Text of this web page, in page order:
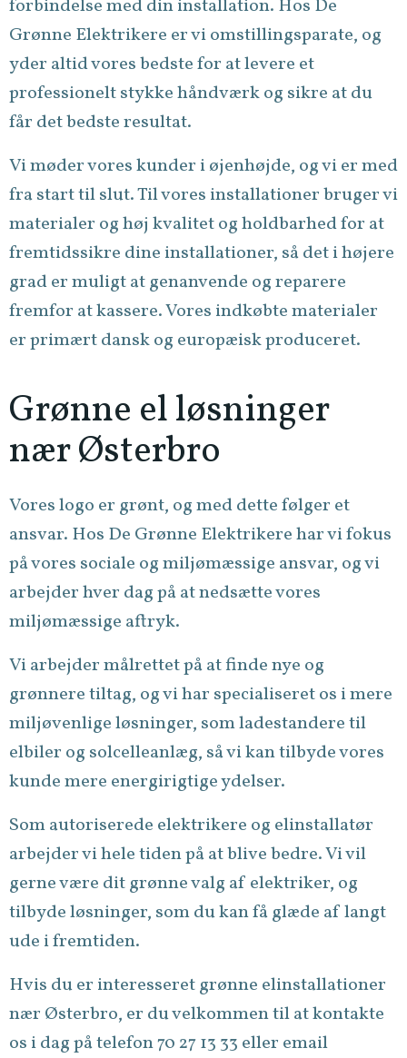
forbindelse med din installation. Hos De
Grønne Elektrikere er vi omstillingsparate, og
yder altid vores bedste for at levere et
professionelt stykke håndværk og sikre at du
får det bedste resultat.
Vi møder vores kunder i øjenhøjde, og vi er med
fra start til slut. Til vores installationer bruger vi
materialer og høj kvalitet og holdbarhed for at
fremtidssikre dine installationer, så det i højere
grad er muligt at genanvende og reparere
fremfor at kassere. Vores indkøbte materialer
er primært dansk og europæisk produceret.
Grønne el løsninger
nær Østerbro
Vores logo er grønt, og med dette følger et
ansvar. Hos De Grønne Elektrikere har vi fokus
på vores sociale og miljømæssige ansvar, og vi
arbejder hver dag på at nedsætte vores
miljømæssige aftryk.
Vi arbejder målrettet på at finde nye og
grønnere tiltag, og vi har specialiseret os i mere
miljøvenlige løsninger, som ladestandere til
elbiler og solcelleanlæg, så vi kan tilbyde vores
kunde mere energirigtige ydelser.
Som autoriserede elektrikere og elinstallatør
arbejder vi hele tiden på at blive bedre. Vi vil
gerne være dit grønne valg af elektriker, og
tilbyde løsninger, som du kan få glæde af langt
ude i fremtiden.
Hvis du er interesseret grønne elinstallationer
nær Østerbro, er du velkommen til at kontakte
os i dag på telefon 70 27 13 33 eller email